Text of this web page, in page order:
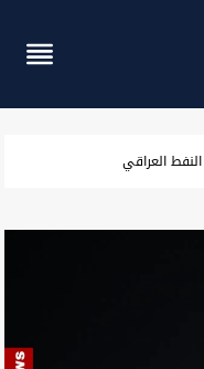
عراقية لمهاجمتنا